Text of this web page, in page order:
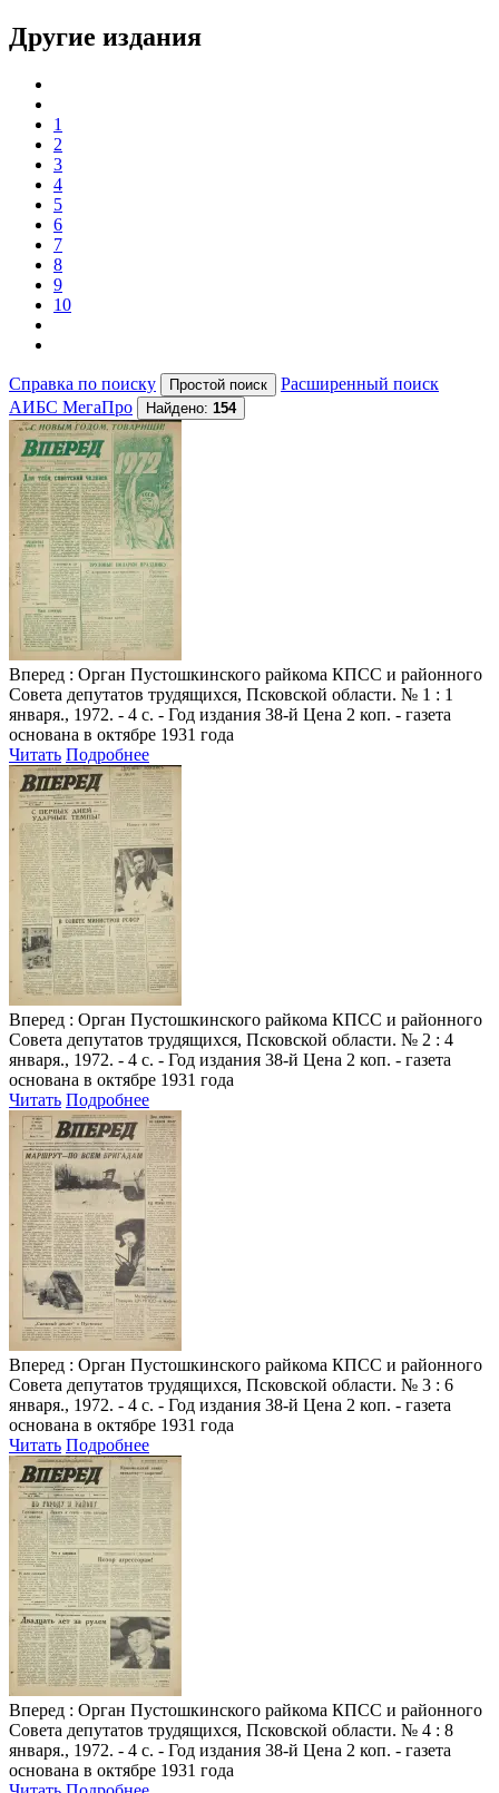
Другие издания
1
2
3
4
5
6
7
8
9
10
Справка по поиску
Расширенный поиск
АИБС МегаПро
Найдено: 154
Вперед : Орган Пустошкинского райкома КПСС и районного
Совета депутатов трудящихся, Псковской области. № 1 : 1
января., 1972. - 4 с. - Год издания 38-й Цена 2 коп. - газета
основана в октябре 1931 года
Читать Подробнее
Вперед : Орган Пустошкинского райкома КПСС и районного
Совета депутатов трудящихся, Псковской области. № 2 : 4
января., 1972. - 4 с. - Год издания 38-й Цена 2 коп. - газета
основана в октябре 1931 года
Читать Подробнее
Вперед : Орган Пустошкинского райкома КПСС и районного
Совета депутатов трудящихся, Псковской области. № 3 : 6
января., 1972. - 4 с. - Год издания 38-й Цена 2 коп. - газета
основана в октябре 1931 года
Читать Подробнее
Вперед : Орган Пустошкинского райкома КПСС и районного
Совета депутатов трудящихся, Псковской области. № 4 : 8
января., 1972. - 4 с. - Год издания 38-й Цена 2 коп. - газета
основана в октябре 1931 года